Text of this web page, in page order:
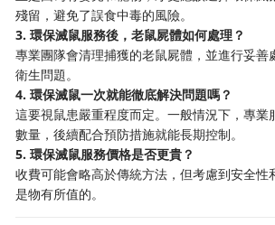
殘留，避免了誤食中毒的風險。
3. 環保滅鼠服務後，老鼠屍體如何處理？
專業團隊會清理捕獲的老鼠屍體，並進行妥善
衛生問題。
4. 環保滅鼠一次就能徹底解決問題嗎？
這要視鼠患嚴重程度而定。一般情況下，專業
數量，後續配合預防措施就能長期控制。
5. 環保滅鼠服務價格是否更貴？
收費可能會略高於傳統方法，但考慮到安全性
是物有所值的。